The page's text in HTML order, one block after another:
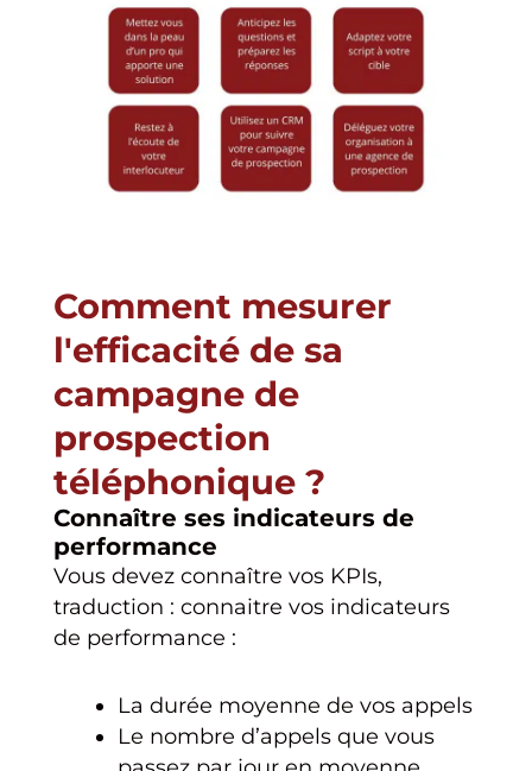
Comment mesurer
l'efficacité de sa
campagne de
prospection
téléphonique ?
Connaître ses indicateurs de
performance
Vous devez connaître vos KPIs,
traduction : connaitre vos indicateurs
de performance :
La durée moyenne de vos appels
Le nombre d’appels que vous